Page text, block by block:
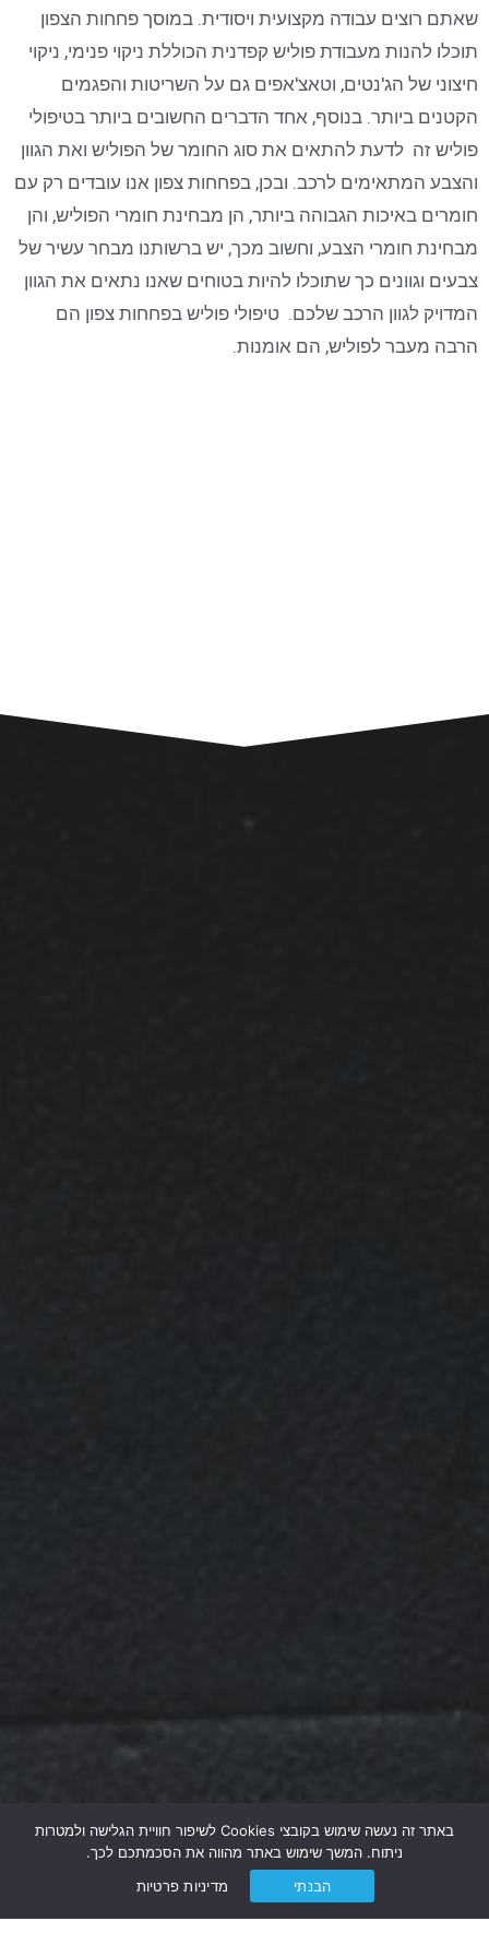
שאתם רוצים עבודה מקצועית ויסודית. במוסך פחחות הצפון
תוכלו להנות מעבודת פוליש קפדנית הכוללת ניקוי פנימי, ניקוי
חיצוני של הג'נטים, וטאצ'אפים גם על השריטות והפגמים
הקטנים ביותר. בנוסף, אחד הדברים החשובים ביותר בטיפולי
פוליש זה לדעת להתאים את סוג החומר של הפוליש ואת הגוון
והצבע המתאימים לרכב. ובכן, בפחחות צפון אנו עובדים רק עם
חומרים באיכות הגבוהה ביותר, הן מבחינת חומרי הפוליש, והן
מבחינת חומרי הצבע, וחשוב מכך, יש ברשותנו מבחר עשיר של
צבעים וגוונים כך שתוכלו להיות בטוחים שאנו נתאים את הגוון
המדויק לגוון הרכב שלכם. טיפולי פוליש בפחחות צפון הם
הרבה מעבר לפוליש, הם אומנות.
באתר זה נעשה שימוש בקובצי Cookies לשיפור חוויית הגלישה ולמטרות
ניתוח. המשך שימוש באתר מהווה את הסכמתכם לכך.
הבנתי
מדיניות פרטיות